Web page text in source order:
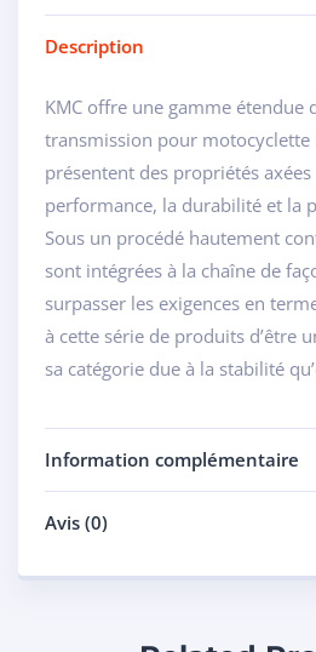
Description
KMC offre une gamme étendue
transmission pour motocyclette
présentent des propriétés
performance, la durabilité et la
Sous un procédé hautement
sont intégrées à la chaîne de
surpasser les exigences en
à cette série de produits d’être
sa catégorie due à la stabilité
Information complémentaire
Avis (0)